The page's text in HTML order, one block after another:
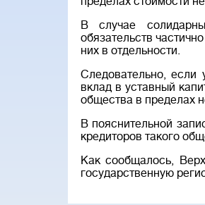
В случае
обязательств
них в отдельности.
Следовательно, если
вклад в уставный
общества в пределах
В пояснительной
кредиторов такого
Как сообщалось,
государственную